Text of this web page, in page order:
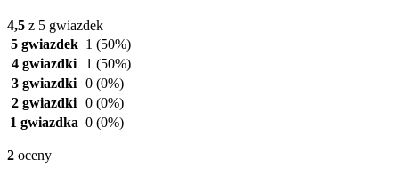
4,5 z 5 gwiazdek
5 gwiazdek 1 (50%)
4 gwiazdki
1 (50%)
3 gwiazdki 0 (0%)
2 gwiazdki 0 (0%)
1 gwiazdka 0 (0%)
2 oceny